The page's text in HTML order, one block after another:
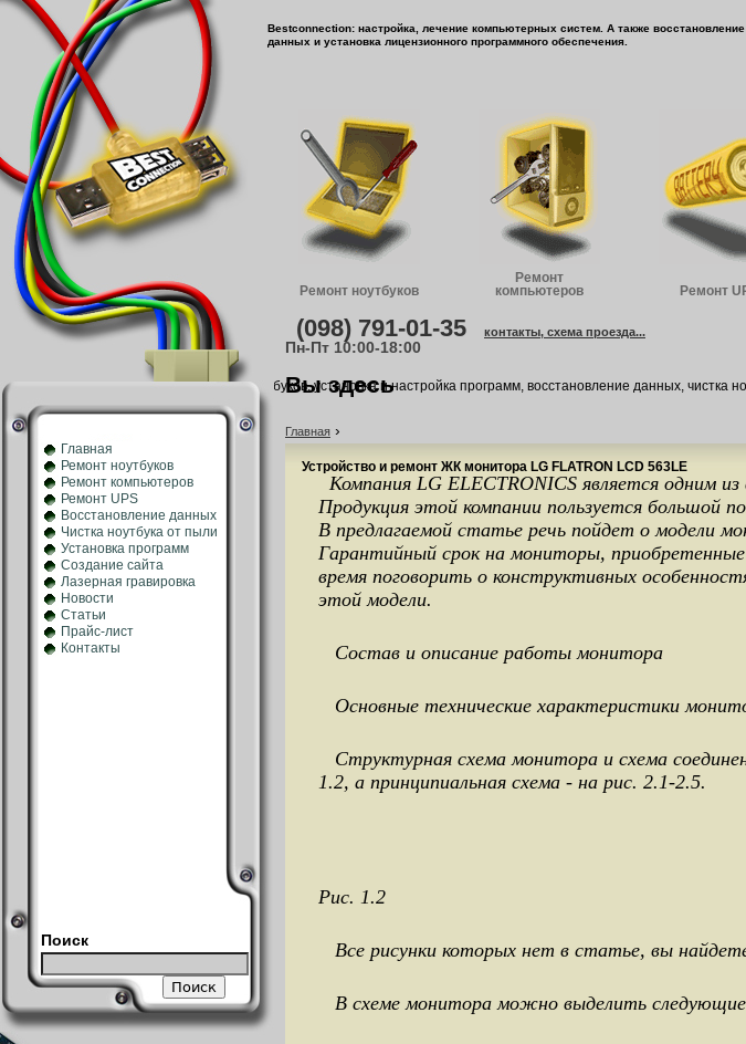
Bestconnection: настройка, лечение компьютерных систем. А также восстановление
данных и установка лицензионного программного обеспечения.
Ремонт ноутбуков
Ремонт
компьютеров
Ремонт
(098) 791-01-35
Пн-Пт 10:00-18:00
контакты, схема проезда...
Вы здесь
Главная ›
Устройство и ремонт ЖК монитора LG FLATRON LCD 563LE
Компания LG ELECTRONICS является одним
Продукция этой компании пользуется большой
В предлагаемой статье речь пойдет о модели
Гарантийный срок на мониторы,
время поговорить о конструктивных
этой модели.
Состав и описание работы монитора
Основные технические характеристики
Структурная схема монитора и схема
1.2, а принципиальная схема - на рис. 2.1-2.5.
Рис. 1.2
Все рисунки которых нет в статье, вы
В схеме монитора можно выделить
Главная
Ремонт ноутбуков
Ремонт компьютеров
Ремонт UPS
Восстановление данных
Чистка ноутбука от пыли
Установка программ
Создание сайта
Лазерная гравировка
Новости
Статьи
Прайс-лист
Контакты
Поиск
Ремонт и обслуживание компьютеров, ноутбуков, установка и настройка программ, восстановление данных, чистка